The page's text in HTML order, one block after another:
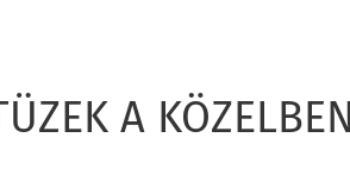
TÜZEK A KÖZELBEN